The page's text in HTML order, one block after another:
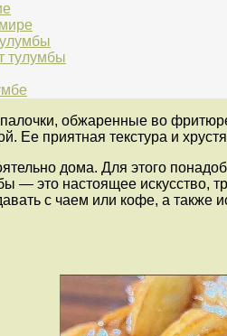
тулумбы
обжаренные во
Ее приятная текстура и
дома. Для этого
— это настоящее искусство,
с чаем или кофе, а также